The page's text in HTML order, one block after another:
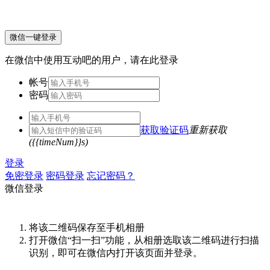
微信一键登录
在微信中使用互动吧的用户，请在此登录
帐号
密码
获取验证码重新获取
({{timeNum}}s)
登录
免密登录 密码登录 忘记密码？
微信登录
将该二维码保存至手机相册
打开微信“扫一扫”功能，从相册选取该二维码进行扫描
识别，即可在微信内打开该页面并登录。